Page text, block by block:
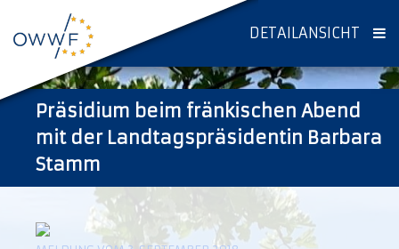
DETAILANSICHT
Präsidium beim fränkischen Abend
mit der Landtagspräsidentin Barbara
Stamm